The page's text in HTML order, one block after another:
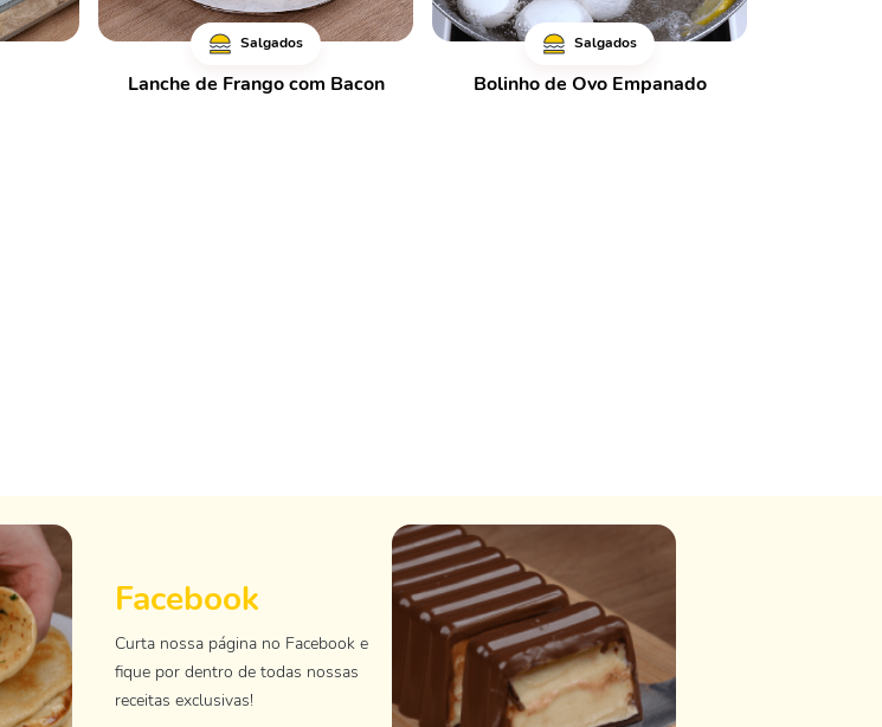
Salgados
Lanche de Frango com Bacon
Salgados
Bolinho de Ovo Empanado
Facebook
Curta nossa página no Facebook e
fique por dentro de todas nossas
receitas exclusivas!